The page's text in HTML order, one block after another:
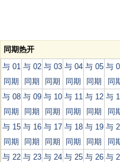
同期热开
与 01
同期
与 02
同期
与 03
同期
与 04
同期
与 05
同期
与
同
与 08
同期
与 09
同期
与 10
同期
与 11
同期
与 12
同期
与
同
与 15
同期
与 16
同期
与 17
同期
与 18
同期
与 19
同期
与
同
与 22 与 23 与 24 与 25 与 26 与